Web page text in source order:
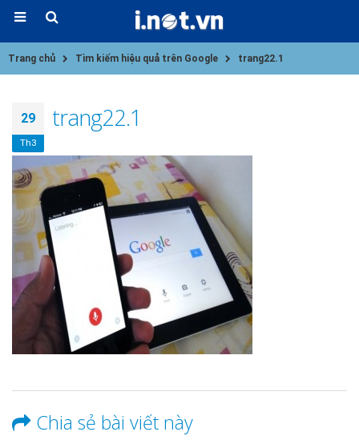
Trang chủ Tìm kiếm hiệu quả trên Google trang22.1
29
Th3
trang22.1
Chia sẻ bài viết này